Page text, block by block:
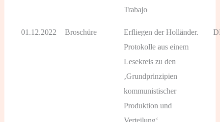
Trabajo
01.12.2022 Broschüre
Erfliegen der Holländer.
Protokolle aus einem
Lesekreis zu den
‚Grundprinzipien
kommunistischer
Produktion und